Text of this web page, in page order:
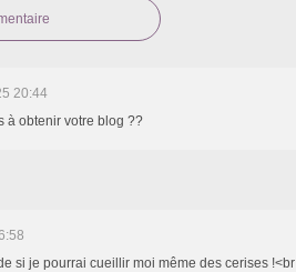
20:44
à obtenir votre blog ??
si je pourrai cueillir moi même des cerises